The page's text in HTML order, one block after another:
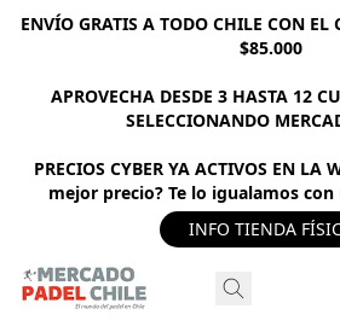
ENVÍO GRATIS A TODO CHILE CON EL
$85.000
APROVECHA DESDE 3 HASTA 12
SELECCIONANDO
PRECIOS CYBER YA ACTIVOS EN
mejor precio? Te lo igualamos
INFO TIENDA